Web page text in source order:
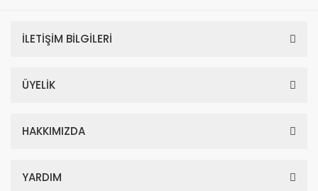
İLETİŞİM BİLGİLERİ
ÜYELİK
HAKKIMIZDA
YARDIM